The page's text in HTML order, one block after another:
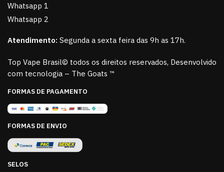
Whatsapp 1
Whatsapp 2
Atendimento: Segunda a sexta feira das 9h as 17h.
Top Vape Brasil© todos os direitos reservados, Desenvolvido
com tecnologia – The Goats ™
FORMAS DE PAGAMENTO
FORMAS DE ENVIO
SELOS